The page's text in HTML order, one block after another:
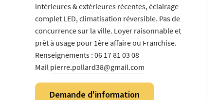
intérieures & extérieures récentes, éclairage
complet LED, climatisation réversible. Pas de
concurrence sur la ville. Loyer raisonnable et
prêt à usage pour 1ère affaire ou Franchise.
Renseignements : 06 17 81 03 08
Mail pierre.pollard38@gmail.com
Demande d'information